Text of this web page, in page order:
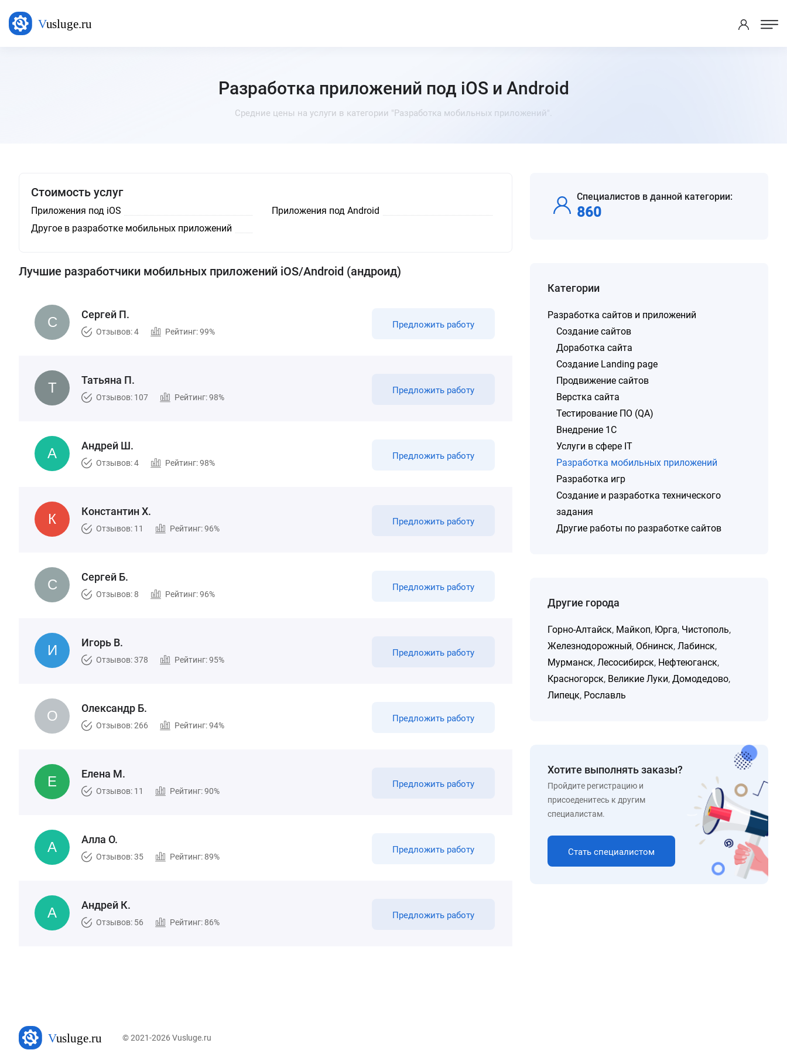
Разработка приложений под iOS и Android
Средние цены на услуги в категории "Разработка мобильных приложений".
Стоимость услуг
Приложения под iOS
Приложения под Android
Другое в разработке мобильных приложений
Лучшие разработчики мобильных приложений iOS/Android (андроид)
Сергей П.
Отзывов: 4 Рейтинг: 99%
Предложить работу
Татьяна П.
Отзывов: 107 Рейтинг: 98%
Предложить работу
Андрей Ш.
Отзывов: 4 Рейтинг: 98%
Предложить работу
Константин Х.
Отзывов: 11 Рейтинг: 96%
Предложить работу
Сергей Б.
Отзывов: 8 Рейтинг: 96%
Предложить работу
Игорь В.
Отзывов: 378 Рейтинг: 95%
Предложить работу
Олександр Б.
Отзывов: 266 Рейтинг: 94%
Предложить работу
Елена М.
Отзывов: 11 Рейтинг: 90%
Предложить работу
Алла О.
Отзывов: 35 Рейтинг: 89%
Предложить работу
Андрей К.
Отзывов: 56 Рейтинг: 86%
Предложить работу
Специалистов в данной категории:
860
Категории
Разработка сайтов и приложений
Создание сайтов
Доработка сайта
Создание Landing page
Продвижение сайтов
Верстка сайта
Тестирование ПО (QA)
Внедрение 1C
Услуги в сфере IT
Разработка мобильных приложений
Разработка игр
Создание и разработка технического
задания
Другие работы по разработке сайтов
Другие города
Горно-Алтайск, Майкоп, Юрга, Чистополь,
Железнодорожный, Обнинск,Лабинск,
Мурманск,Лесосибирск, Нефтеюганск,
Красногорск, Великие Луки,Домодедово,
Липецк, Рославль
Хотите выполнять заказы?
Пройдите регистрацию и
присоеденитесь к другим
специалистам.
Стать специалистом
© 2021-2026 Vusluge.ru